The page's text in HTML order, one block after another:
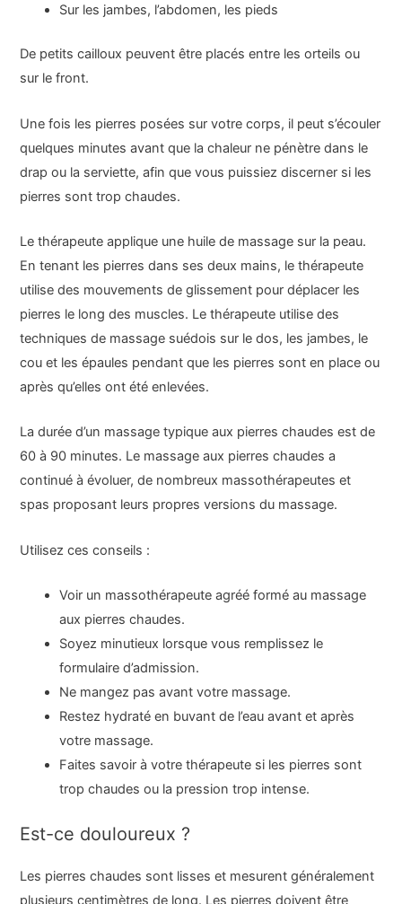
Sur les jambes, l’abdomen, les pieds
De petits cailloux peuvent être placés entre les orteils ou
sur le front.
Une fois les pierres posées sur votre corps, il peut s’écouler
quelques minutes avant que la chaleur ne pénètre dans le
drap ou la serviette, afin que vous puissiez discerner si les
pierres sont trop chaudes.
Le thérapeute applique une huile de massage sur la peau.
En tenant les pierres dans ses deux mains, le thérapeute
utilise des mouvements de glissement pour déplacer les
pierres le long des muscles. Le thérapeute utilise des
techniques de massage suédois sur le dos, les jambes, le
cou et les épaules pendant que les pierres sont en place ou
après qu’elles ont été enlevées.
La durée d’un massage typique aux pierres chaudes est de
60 à 90 minutes. Le massage aux pierres chaudes a
continué à évoluer, de nombreux massothérapeutes et
spas proposant leurs propres versions du massage.
Utilisez ces conseils :
Voir un massothérapeute agréé formé au massage
aux pierres chaudes.
Soyez minutieux lorsque vous remplissez le
formulaire d’admission.
Ne mangez pas avant votre massage.
Restez hydraté en buvant de l’eau avant et après
votre massage.
Faites savoir à votre thérapeute si les pierres sont
trop chaudes ou la pression trop intense.
Est-ce douloureux ?
Les pierres chaudes sont lisses et mesurent généralement
plusieurs centimètres de long. Les pierres doivent être